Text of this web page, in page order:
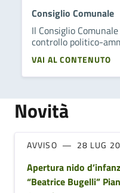
Consiglio Comunale
Il Consiglio
controllo politico-
VAI AL CONTENUTO
Novità
AVVISO 28 LUG
Apertura nido
“Beatrice Bugelli”